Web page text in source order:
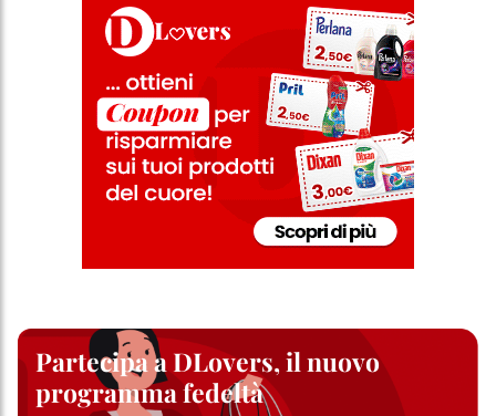
Partecipa a DLovers, il nuovo
programma fedeltà